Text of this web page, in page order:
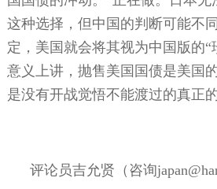
这种选择，但中国的判断可能不
定，美国就会将其视为中国版的“
意义上讲，抛售美国国债是美国
是没有开战觉悟不能渡过的真正
评论员吉允贤（咨询